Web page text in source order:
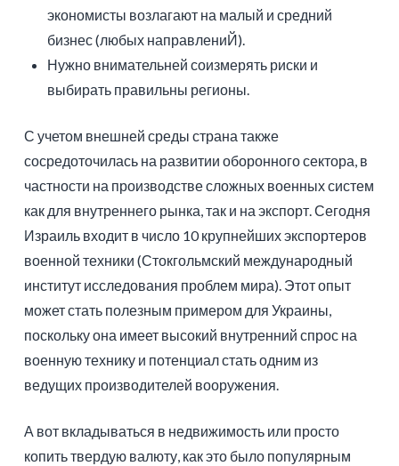
экономисты возлагают на малый и средний
бизнес (любых направлениЙ).
Нужно внимательней соизмерять риски и
выбирать правильны регионы.
С учетом внешней среды страна также
сосредоточилась на развитии оборонного сектора, в
частности на производстве сложных военных систем
как для внутреннего рынка, так и на экспорт. Сегодня
Израиль входит в число 10 крупнейших экспортеров
военной техники (Стокгольмский международный
институт исследования проблем мира). Этот опыт
может стать полезным примером для Украины,
поскольку она имеет высокий внутренний спрос на
военную технику и потенциал стать одним из
ведущих производителей вооружения.
А вот вкладываться в недвижимость или просто
копить твердую валюту, как это было популярным